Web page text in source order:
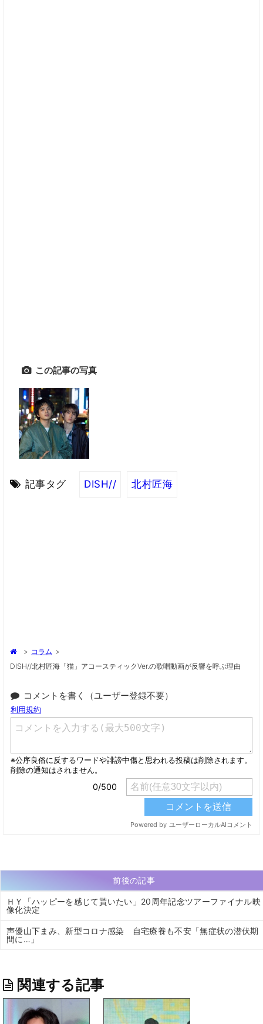
この記事の写真
記事タグ DISH// 北村匠海
> コラム >
DISH//北村匠海「猫」アコースティックver.の歌唱動画が反響を呼ぶ理由
コメントを書く（ユーザー登録不要）
前後の記事
ＨＹ「ハッピーを感じて貰いたい」20周年記念ツアーファイナル映
像化決定
声優山下まみ、新型コロナ感染 自宅療養も不安「無症状の潜伏期
間に…」
関連する記事